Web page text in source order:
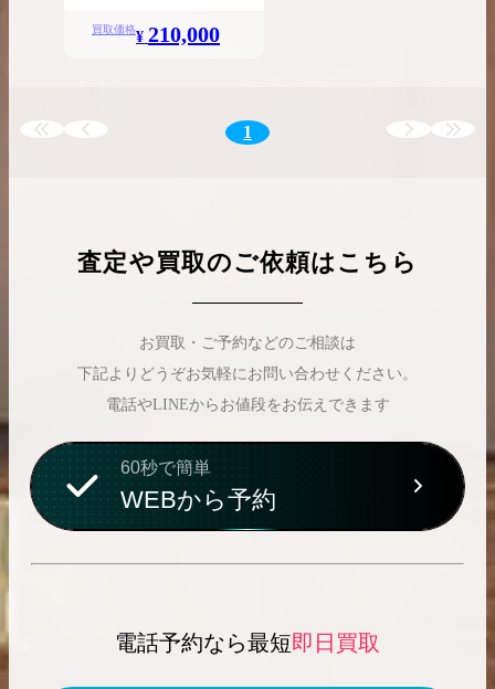
希少なリザード素材のバーキンの買取価格や
高く売るためのポイントを徹底解説
ケリーアドの買取
取相場や高く売れ
コラムをさらにみる
買取価格¥ 210,000
1
査定や買取のご依頼はこちら
お買取・ご予約などのご相談は
下記よりどうぞお気軽にお問い合わせください。
電話やLINEからお値段をお伝えできます
60秒で簡単
WEBから予約
電話予約なら最短即日買取